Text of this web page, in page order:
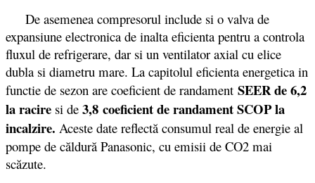
De asemenea compresorul include si o valva de
expansiune electronica de inalta eficienta pentru a controla
fluxul de refrigerare, dar si un ventilator axial cu elice
dubla si diametru mare. La capitolul eficienta energetica in
functie de sezon are coeficient de randament SEER de 6,2
la racire si de 3,8 coeficient de randament SCOP la
incalzire. Aceste date reflectă consumul real de energie al
pompe de căldură Panasonic, cu emisii de CO2 mai
scăzute.